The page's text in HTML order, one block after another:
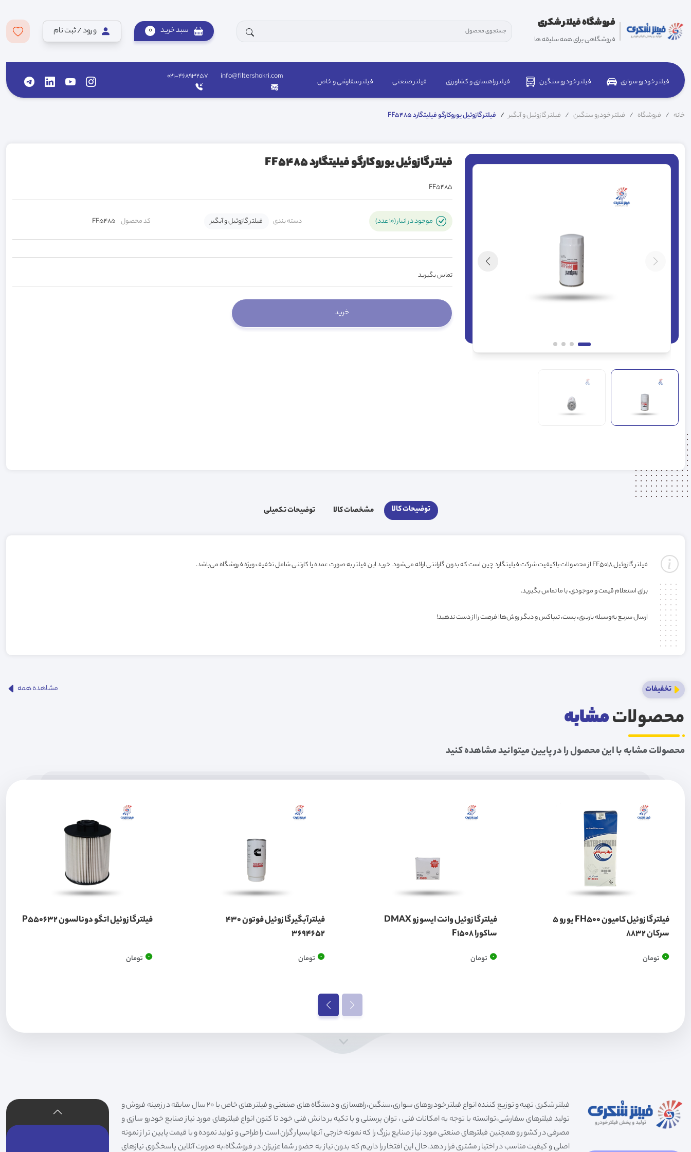
فروشگاه فیلتر شکری
فروشگاهی برای همه سلیقه ها
سبد خرید 0 ورود / ثبت نام
فیلتر خودرو سواری فیلتر خودرو سنگین فیلتر راهسازی و کشاورزی فیلتر صنعتی فیلتر سفارشی و خاص
info@filtershokri.com
021-46893257
خانه فروشگاه فیلتر خودرو سنگین فیلتر گازوئیل و آبگیر فیلتر گازوئیل یوروکارگو فیلیتگارد FF5485
فیلتر گازوئیل یوروکارگو فیلیتگارد FF5485
FF5485
موجود در انبار (10 عدد) دسته بندی فیلتر گازوئیل و آبگیر کد محصول FF5485
تماس بگیرید
توضیحات کالا مشخصات کالا توضیحات تکمیلی
فیلتر گازوئیل FF5018 از محصولات باکیفیت شرکت فیلیتگارد چین است که بدون گارانتی ارائه می‌شود. خرید این فیلتر به صورت عمده یا کارتنی شامل تخفیف ویژه فروشگاه می‌باشد.
برای استعلام قیمت و موجودی، با ما تماس بگیرید.
ارسال سریع به‌وسیله باربری، پست، تیپاکس و دیگر روش‌ها! فرصت را از دست ندهید!
تخفیفات
محصولاتمشابه
محصولات مشابه با این محصول را در پایین میتوانید مشاهده کنید
مشاهده همه
فیلتر گازوئیل کامیون FH500 یورو 5
سرکان 8832
0 تومان
فیلتر گازوئیل وانت ایسوزو DMAX
ساکورا F1508
0 تومان
فیلتر آبگیر گازوئیل فوتون 430
3694652
0 تومان
فیلتر گازوئیل اتگو دونالسون P550632
0 تومان
فیلتر شکری تهیه و توزیع کننده انواع فیلتر خودروهای سواری،سنگین،راهسازی و دستگاه های صنعتی و فیلتر های خاص با 20 سال سابقه در زمینه فروش و
تولید فیلترهای سفارشی،توانسته با توجه به امکانات فنی ، توان پرسنلی و با تکیه بر دانش فنی خود تا کنون انواع فیلترهای مورد نیاز صنایع خودرو سازی و
مصرفی در کشور و همچنین فیلترهای صنعتی مورد نیاز صنایع بزرگ را که نمونه خارجی آنها بسیار گران است را طراحی و تولید نموده و با قیمت پایین تر از نمونه
اصلی و کیفیت مناسب در اختیار مشتری قرار دهد.حال این افتخار را داریم که بدون نیاز به حضور شما عزیزان در فروشگاه،به صورت آنلاین پاسخگوی نیازهای